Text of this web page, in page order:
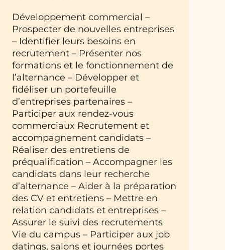
Développement commercial –
Prospecter de nouvelles entreprises
– Identifier leurs besoins en
recrutement – Présenter nos
formations et le fonctionnement de
l’alternance – Développer et
fidéliser un portefeuille
d’entreprises partenaires –
Participer aux rendez-vous
commerciaux Recrutement et
accompagnement candidats –
Réaliser des entretiens de
préqualification – Accompagner les
candidats dans leur recherche
d’alternance – Aider à la préparation
des CV et entretiens – Mettre en
relation candidats et entreprises –
Assurer le suivi des recrutements
Vie du campus – Participer aux job
datings, salons et journées portes